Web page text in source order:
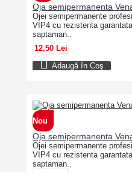
Oja semipermanenta
Ojei semipermanente
VIP4 cu rezistenta
saptaman..
12,50 Lei
Adaugă în Coş
Nou
Oja semipermanenta
Ojei semipermanente
VIP4 cu rezistenta
saptaman..